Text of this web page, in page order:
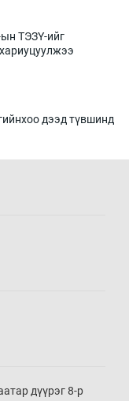
ын ТЭЗҮ-ийг
дээд түвшинд
дүүрэг 8-р